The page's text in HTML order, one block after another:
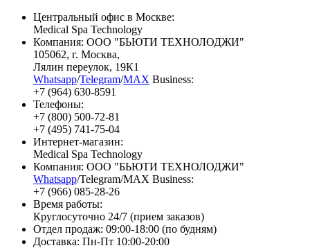
Центральный офис в Москве:
Medical Spa Technology
Компания: ООО "БЬЮТИ ТЕХНОЛОДЖИ"
105062, г. Москва,
Лялин переулок, 19К1
Whatsapp/Telegram/MAX Business:
+7 (964) 630-8591
Телефоны:
+7 (800) 500-72-81
+7 (495) 741-75-04
Интернет-магазин:
Medical Spa Technology
Компания: ООО "БЬЮТИ ТЕХНОЛОДЖИ"
Whatsapp/Telegram/MAX Business:
+7 (966) 085-28-26
Время работы:
Круглосуточно 24/7 (прием заказов)
Отдел продаж: 09:00-18:00 (по будням)
Доставка: Пн-Пт 10:00-20:00